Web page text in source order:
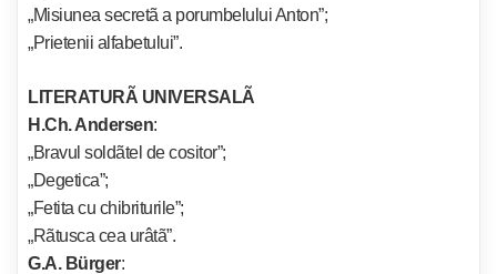
„Misiunea secretã a porumbelului Anton”;
„Prietenii alfabetului”.
LITERATURÃ UNIVERSALÃ
H.Ch. Andersen:
„Bravul soldãtel de cositor”;
„Degetica”;
„Fetita cu chibriturile”;
„Rãtusca cea urâtã”.
G.A. Bürger: